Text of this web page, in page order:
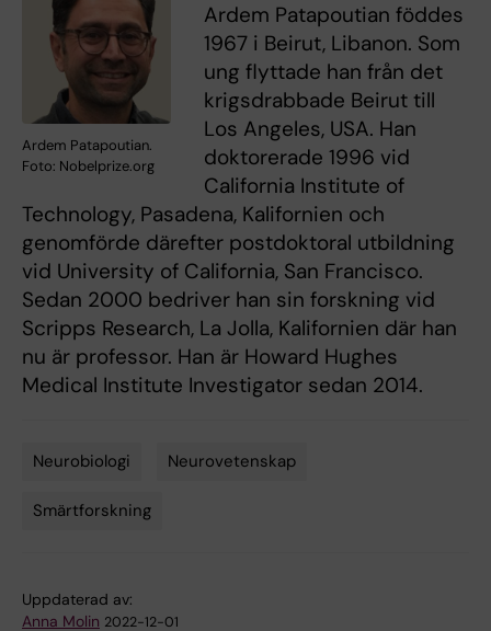
Ardem Patapoutian.
Foto: Nobelprize.org
Ardem Patapoutian föddes
1967 i Beirut, Libanon. Som
ung flyttade han från det
krigsdrabbade Beirut till
Los Angeles, USA. Han
doktorerade 1996 vid
California Institute of
Technology, Pasadena, Kalifornien och
genomförde därefter postdoktoral utbildning
vid University of California, San Francisco.
Sedan 2000 bedriver han sin forskning vid
Scripps Research, La Jolla, Kalifornien där han
nu är professor. Han är Howard Hughes
Medical Institute Investigator sedan 2014.
Neurobiologi Neurovetenskap
Smärtforskning
Uppdaterad av:
Anna Molin 2022-12-01